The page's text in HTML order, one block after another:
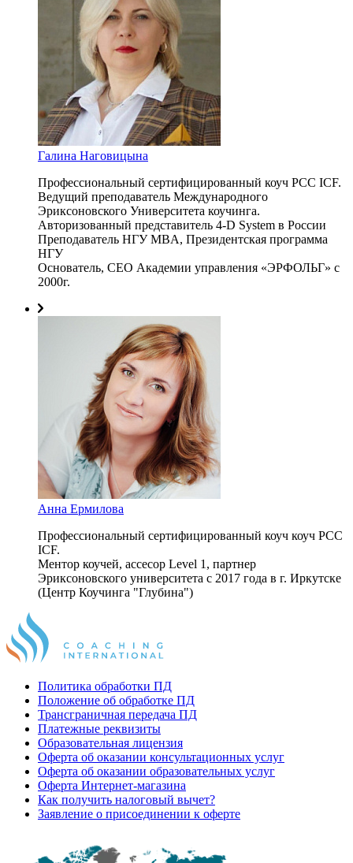
Галина Наговицына
Профессиональный сертифицированный коуч PCC ICF.
Ведущий преподаватель Международного
Эриксоновского Университета коучинга.
Авторизованный представитель 4-D System в России
Преподаватель НГУ MBA, Президентская программа
НГУ
Основатель, СЕО Академии управления «ЭРФОЛЬГ» с
2000г.
Анна Ермилова
Профессиональный сертифицированный коуч коуч РСС
ICF.
Ментор коучей, ассесор Level 1, партнер
Эриксоновского университета с 2017 года в г. Иркутске
(Центр Коучинга "Глубина")
Политика обработки ПД
Положение об обработке ПД
Трансграничная передача ПД
Платежные реквизиты
Образовательная лицензия
Оферта об оказании консультационных услуг
Оферта об оказании образовательных услуг
Оферта Интернет-магазина
Как получить налоговый вычет?
Заявление о присоединении к оферте